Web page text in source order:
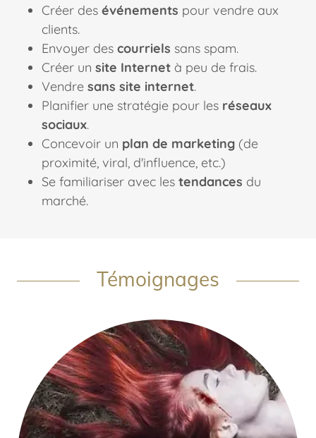
Créer des événements pour vendre aux
clients.
Envoyer descourriels sans spam.
Créer unsite Internet à peu de frais.
Vendresans site internet.
Planifier une stratégie pour les réseaux
sociaux.
Concevoir un plan de marketing (de
proximité, viral, d'influence, etc.)
Se familiariser avec lestendances du
marché.
Témoignages